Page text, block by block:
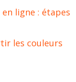
ligne : étapes
les couleurs